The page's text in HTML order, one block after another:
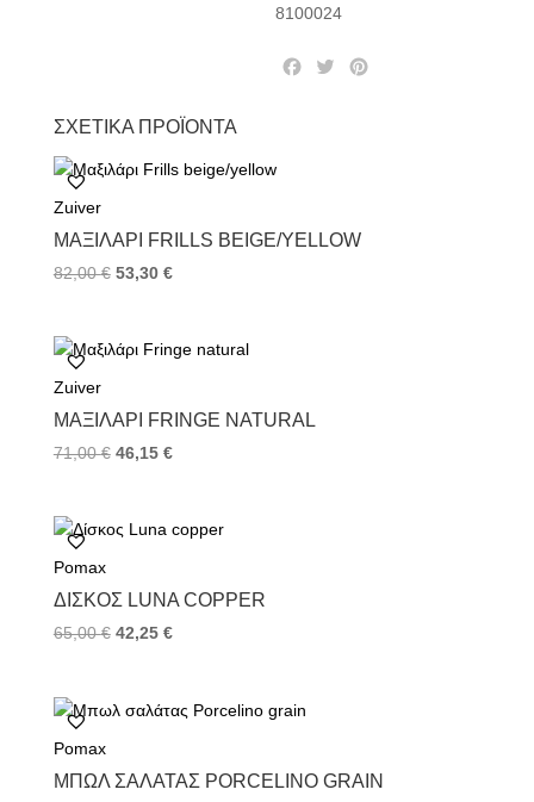
8100024
k
T
ΣΧΕΤΙΚΆ ΠΡΟΪΌΝΤΑ
Zuiver
ΜΑΞΙΛΆΡΙ FRILLS BEIGE/YELLOW
82,00€ 53,30 €
Zuiver
ΜΑΞΙΛΆΡΙ FRINGE NATURAL
71,00€ 46,15 €
Pomax
ΔΊΣΚΟΣ LUNA COPPER
65,00€ 42,25 €
Pomax
ΜΠΩΛ ΣΑΛΆΤΑΣ PORCELINO GRAIN